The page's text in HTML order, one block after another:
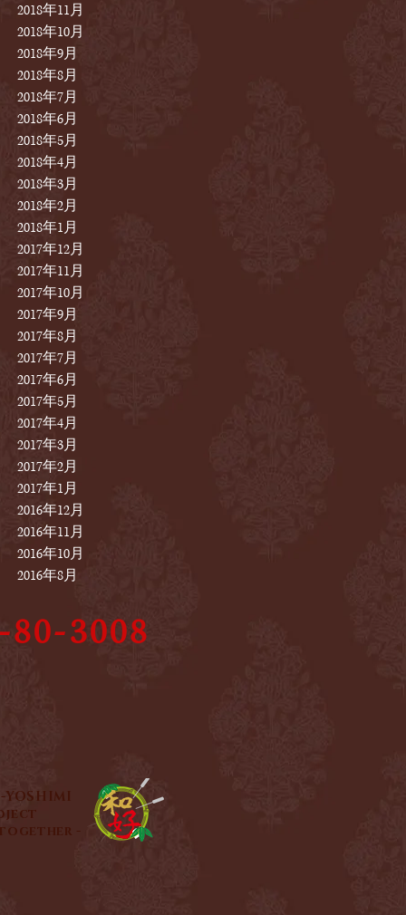
2018年11月
2018年10月
2018年9月
2018年8月
2018年7月
2018年6月
2018年5月
2018年4月
2018年3月
2018年2月
2018年1月
2017年12月
2017年11月
2017年10月
2017年9月
2017年8月
2017年7月
2017年6月
2017年5月
2017年4月
2017年3月
2017年2月
2017年1月
2016年12月
2016年11月
2016年10月
2016年8月
3008
YOSHIMI
-